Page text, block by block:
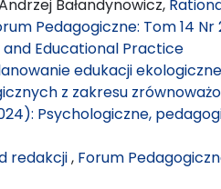
Bałandynowicz,
Pedagogiczne: Tom 14 Nr
Educational Practice
edukacji
z zakresu
Psychologiczne,
redakcji, Forum